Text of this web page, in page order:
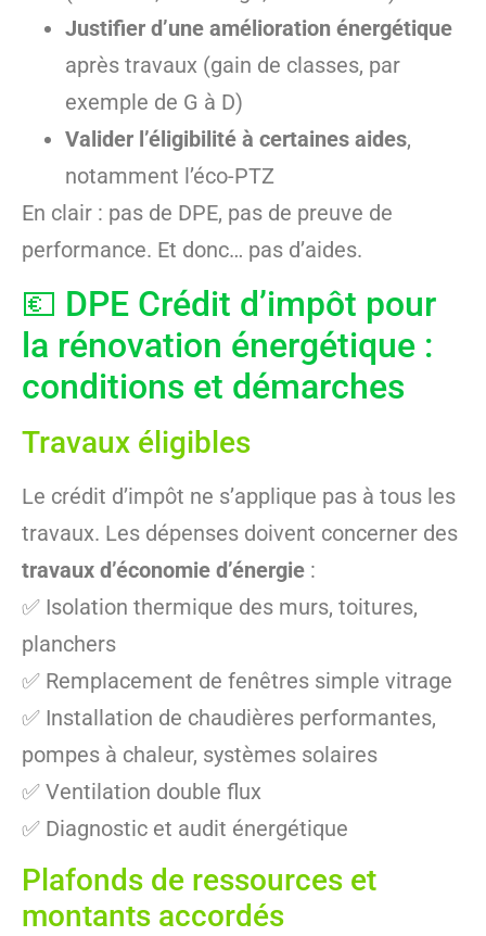
Justifier d’une amélioration énergétique
après travaux (gain de classes, par
exemple de G à D)
Valider l’éligibilité à certaines aides,
notamment l’éco-PTZ
En clair : pas de DPE, pas de preuve de
performance. Et donc… pas d’aides.
💶 DPE Crédit d’impôt pour
la rénovation énergétique :
conditions et démarches
Travaux éligibles
Le crédit d’impôt ne s’applique pas à tous les
travaux. Les dépenses doivent concerner des
travaux d’économie d’énergie :
✅ Isolation thermique des murs, toitures,
planchers
✅ Remplacement de fenêtres simple vitrage
✅ Installation de chaudières performantes,
pompes à chaleur, systèmes solaires
✅ Ventilation double flux
✅ Diagnostic et audit énergétique
Plafonds de ressources et
montants accordés